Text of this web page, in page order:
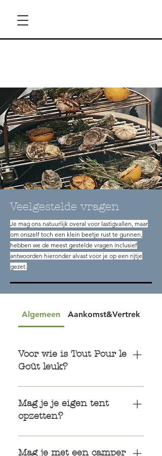
Veelgestelde vragen
Je mag ons natuurlijk overal voor lastigvallen, maar
om onszelf toch een klein beetje rust te gunnen,
hebben we de meest gestelde vragen inclusief
antwoorden hieronder alvast voor je op een rijtje
gezet.
Algemeen Aankomst&Vertrek
Voor wie is Tout Pour le
Goût leuk?
Voor vrienden, koppels en
gezinnen die graag op een
ontspannen manier vakantie
het leuk vinden om te (leren)
koken. Buiten het hoogseizoen is
Mag je je eigen tent
opzetten?
Om het je makkelijk te maken,
hebben wij onze eigen, ingerichte
Mag je met een camper